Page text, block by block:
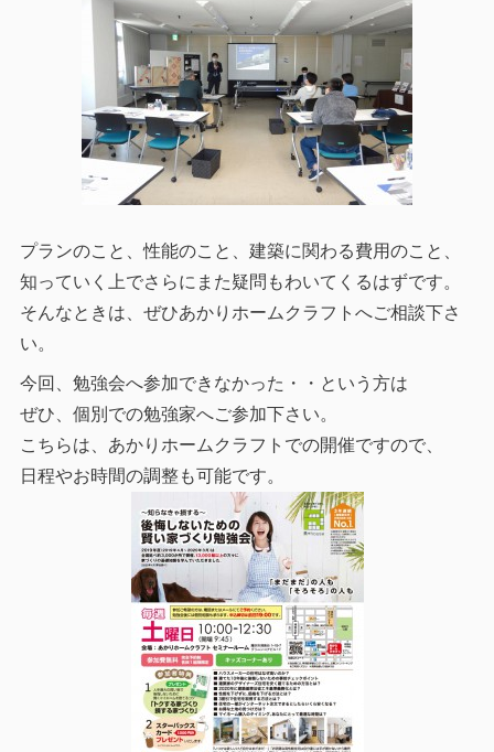
プランのこと、性能のこと、建築に関わる費用のこと、
知っていく上でさらにまた疑問もわいてくるはずです。
そんなときは、ぜひあかりホームクラフトへご相談下さ
い。
今回、勉強会へ参加できなかった・・という方は
ぜひ、個別での勉強家へご参加下さい。
こちらは、あかりホームクラフトでの開催ですので、
日程やお時間の調整も可能です。